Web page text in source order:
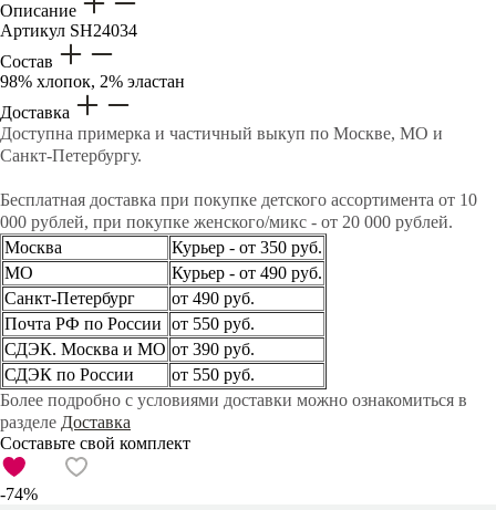
Описание
Артикул SH24034
Состав
98% хлопок, 2% эластан
Доставка
Доступна примерка и частичный выкуп по Москве, МО и
Санкт-Петербургу.
Бесплатная доставка при покупке детского ассортимента от 10
000 рублей, при покупке женского/микс - от 20 000 рублей.
Москва
Курьер - от 350 руб.
МО
Курьер - от 490 руб.
Санкт-Петербург
от 490 руб.
Почта РФ по России от 550 руб.
СДЭК. Москва и МО от 390 руб.
СДЭК по России
от 550 руб.
Более подробно с условиями доставки можно ознакомиться в
разделе Доставка
Составьте свой комплект
-74%